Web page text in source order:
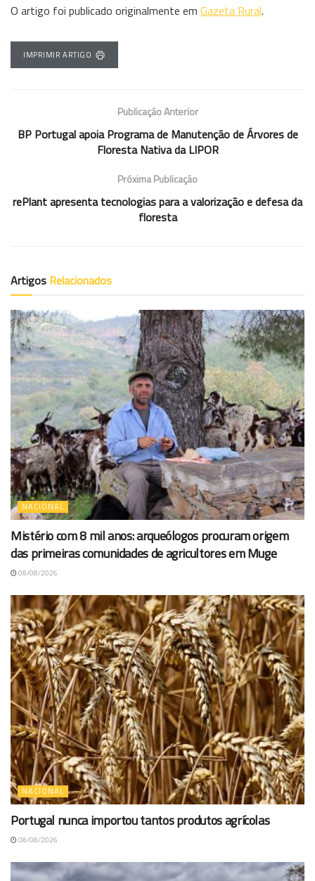
O artigo foi publicado originalmente em Gazeta Rural.
IMPRIMIR ARTIGO
Publicação Anterior
BP Portugal apoia Programa de Manutenção de Árvores de
Floresta Nativa da LIPOR
Próxima Publicação
rePlant apresenta tecnologias para a valorização e defesa da
floresta
Artigos Relacionados
NACIONAL
Mistério com 8 mil anos: arqueólogos procuram origem
das primeiras comunidades de agricultores em Muge
08/08/2026
NACIONAL
Portugal nunca importou tantos produtos agrícolas
08/08/2026